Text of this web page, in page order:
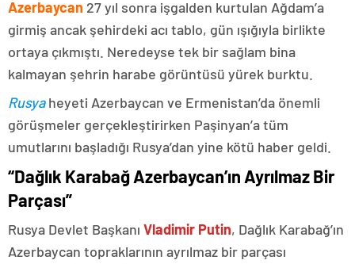
Azerbaycan 27 yıl sonra işgalden kurtulan Ağdam’a
girmiş ancak şehirdeki acı tablo, gün ışığıyla birlikte
ortaya çıkmıştı. Neredeyse tek bir sağlam bina
kalmayan şehrin harabe görüntüsü yürek burktu.
Rusyaheyeti Azerbaycan ve Ermenistan’da önemli
görüşmeler gerçekleştirirken Paşinyan’a tüm
umutlarını başladığı Rusya’dan yine kötü haber geldi.
“Dağlık Karabağ Azerbaycan’ın Ayrılmaz Bir
Parçası”
Rusya Devlet Başkanı Vladimir Putin, Dağlık Karabağ’ın
Azerbaycan topraklarının ayrılmaz bir parçası